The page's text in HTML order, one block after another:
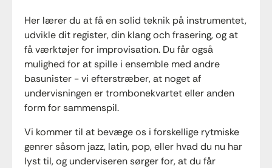
Her lærer du at få en solid teknik på instrumentet,
udvikle dit register, din klang och frasering, og at
få værktøjer for improvisation. Du får også
mulighed for at spille i ensemble med andre
basunister - vi efterstræber, at noget af
undervisningen er trombonekvartet eller anden
form for sammenspil.
Vi kommer til at bevæge os i forskellige rytmiske
genrer såsom jazz, latin, pop, eller hvad du nu har
lyst til, og underviseren sørger for, at du får